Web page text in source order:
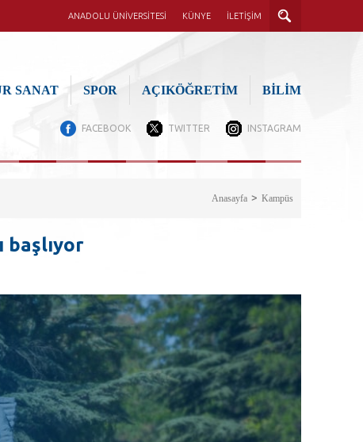
ANADOLU ÜNİVERSİTESİ KÜNYE İLETİŞİM
SANAT SPOR AÇIKÖĞRETİM BİLİM
FACEBOOK TWITTER INSTAGRAM
Anasayfa Kampüs
başlıyor